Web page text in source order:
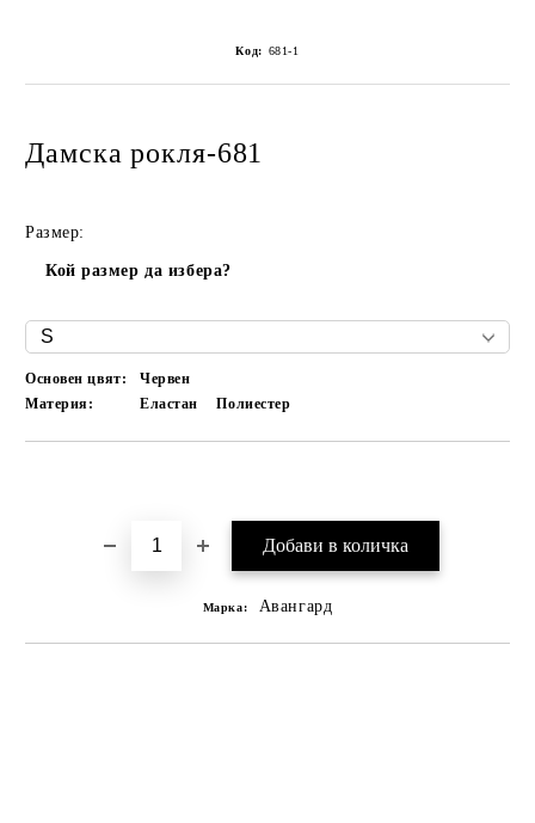
Код: 681-1
Дамска рокля-681
Размер:
Кой размер да избера?
Основен цвят:
Червен
Материя:
Еластан Полиестер
Марка: Авангард